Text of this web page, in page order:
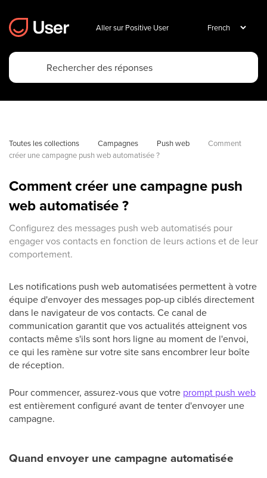
Aller sur Positive User
Toutes les collections Campagnes Push web
Comment
créer une campagne push web automatisée ?
Comment créer une campagne push
web automatisée ?
Configurez des messages push web automatisés pour
engager vos contacts en fonction de leurs actions et de leur
comportement.
Les notifications push web automatisées permettent à votre
équipe d'envoyer des messages pop-up ciblés directement
dans le navigateur de vos contacts. Ce canal de
communication garantit que vos actualités atteignent vos
contacts même s'ils sont hors ligne au moment de l'envoi,
ce qui les ramène sur votre site sans encombrer leur boîte
de réception.
Pour commencer, assurez-vous que votre prompt push web
est entièrement configuré avant de tenter d'envoyer une
campagne.
Quand envoyer une campagne automatisée